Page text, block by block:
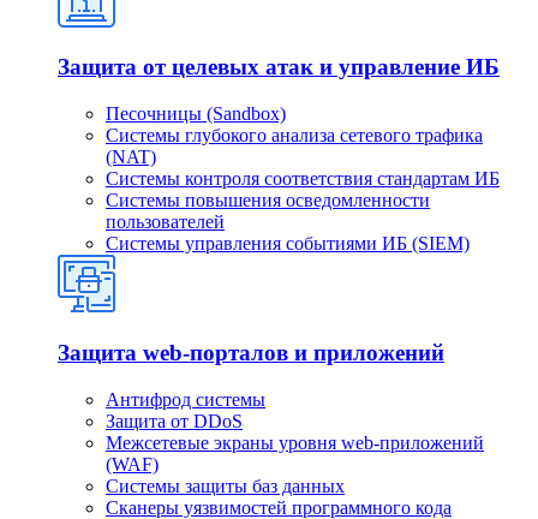
Защита от целевых атак и управление ИБ
Песочницы (Sandbox)
Системы глубокого анализа сетевого трафика
(NAT)
Системы контроля соответствия стандартам ИБ
Системы повышения осведомленности
пользователей
Системы управления событиями ИБ (SIEM)
Защита web-порталов и приложений
Антифрод системы
Защита от DDoS
Межсетевые экраны уровня web-приложений
(WAF)
Системы защиты баз данных
Сканеры уязвимостей программного кода